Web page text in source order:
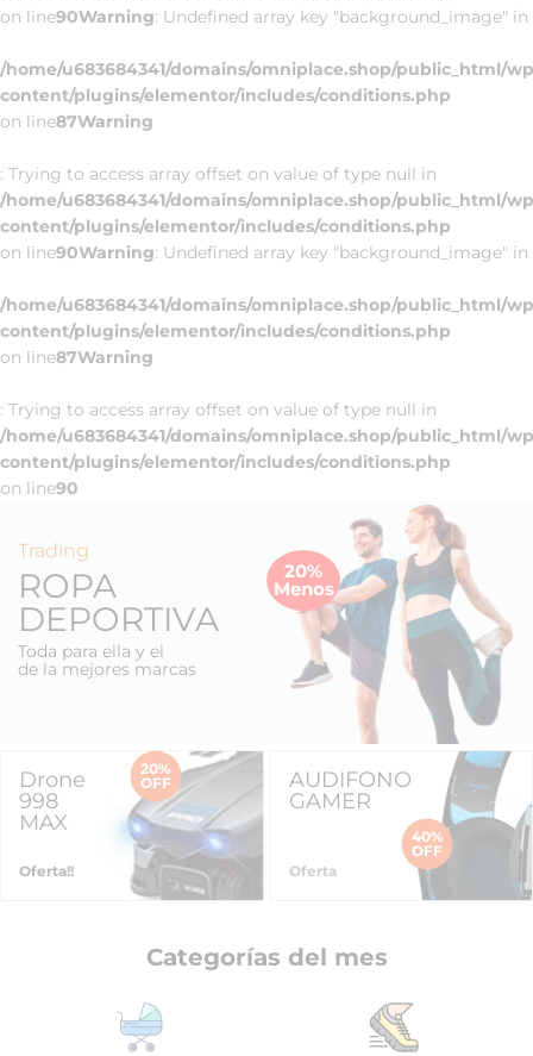
on line90Warning: Undefined array key "background_image" in
/home/u683684341/domains/omniplace.shop/public_html/
content/plugins/elementor/includes/conditions.php
on line87Warning
: Trying to access array offset on value of type null in
/home/u683684341/domains/omniplace.shop/public_html/
content/plugins/elementor/includes/conditions.php
on line90Warning: Undefined array key "background_image" in
/home/u683684341/domains/omniplace.shop/public_html/
content/plugins/elementor/includes/conditions.php
on line87Warning
: Trying to access array offset on value of type null in
/home/u683684341/domains/omniplace.shop/public_html/
content/plugins/elementor/includes/conditions.php
on line90
20%
Menos
Trading
ROPA
DEPORTIVA
Toda para ella y el
de la mejores marcas
Drone
998
MAX
Oferta!!
20%
OFF
AUDIFONO
GAMER
Oferta
40%
OFF
Categorías del mes